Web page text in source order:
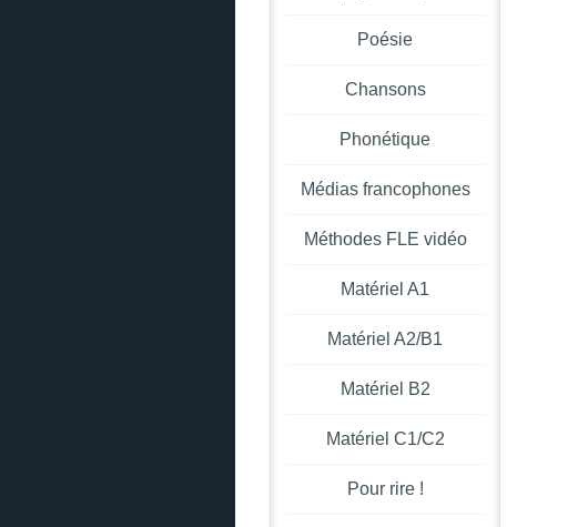
Poésie
Chansons
Phonétique
Médias francophones
Méthodes FLE vidéo
Matériel A1
Matériel A2/B1
Matériel B2
Matériel C1/C2
Pour rire !